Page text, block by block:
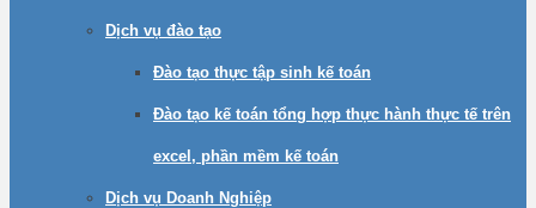
Dịch vụ đào tạo
Đào tạo thực tập sinh kế toán
Đào tạo kế toán tổng hợp thực hành thực tế trên
excel, phần mềm kế toán
Dịch vụ Doanh Nghiệp